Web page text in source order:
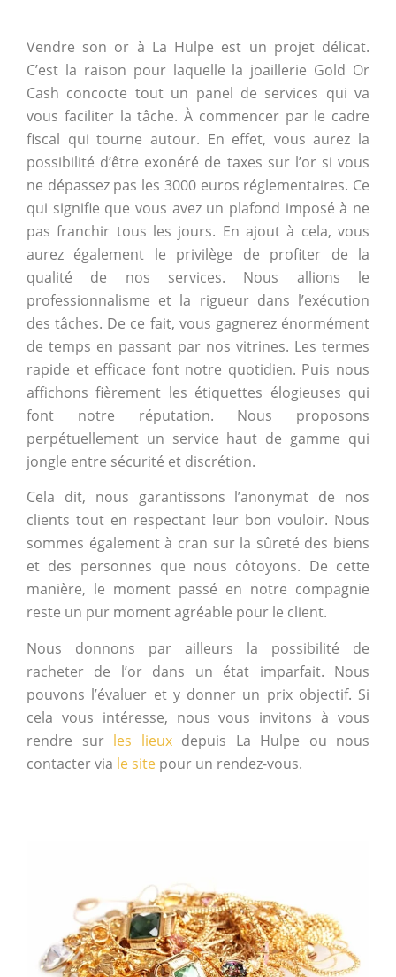
Vendre son or à La Hulpe est un projet délicat.
C’est la raison pour laquelle la joaillerie Gold Or
Cash concocte tout un panel de services qui va
vous faciliter la tâche. À commencer par le cadre
fiscal qui tourne autour. En effet, vous aurez la
possibilité d’être exonéré de taxes sur l’or si vous
ne dépassez pas les 3000 euros réglementaires. Ce
qui signifie que vous avez un plafond imposé à ne
pas franchir tous les jours. En ajout à cela, vous
aurez également le privilège de profiter de la
qualité de nos services. Nous allions le
professionnalisme et la rigueur dans l’exécution
des tâches. De ce fait, vous gagnerez énormément
de temps en passant par nos vitrines. Les termes
rapide et efficace font notre quotidien. Puis nous
affichons fièrement les étiquettes élogieuses qui
font notre réputation. Nous proposons
perpétuellement un service haut de gamme qui
jongle entre sécurité et discrétion.
Cela dit, nous garantissons l’anonymat de nos
clients tout en respectant leur bon vouloir. Nous
sommes également à cran sur la sûreté des biens
et des personnes que nous côtoyons. De cette
manière, le moment passé en notre compagnie
reste un pur moment agréable pour le client.
Nous donnons par ailleurs la possibilité de
racheter de l’or dans un état imparfait. Nous
pouvons l’évaluer et y donner un prix objectif. Si
cela vous intéresse, nous vous invitons à vous
rendre sur les lieuxdepuis La Hulpe ou nous
contacter via le site pour un rendez-vous.